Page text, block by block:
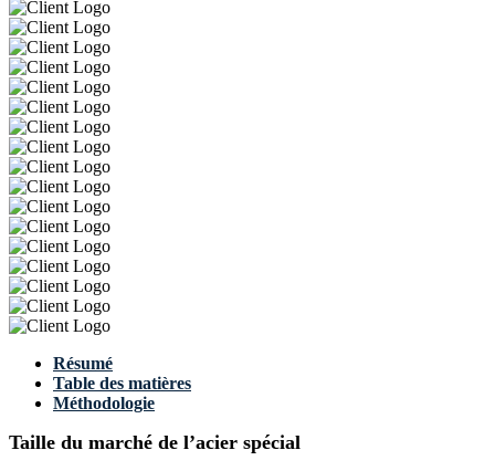
Résumé
Table des matières
Méthodologie
Taille du marché de l’acier spécial